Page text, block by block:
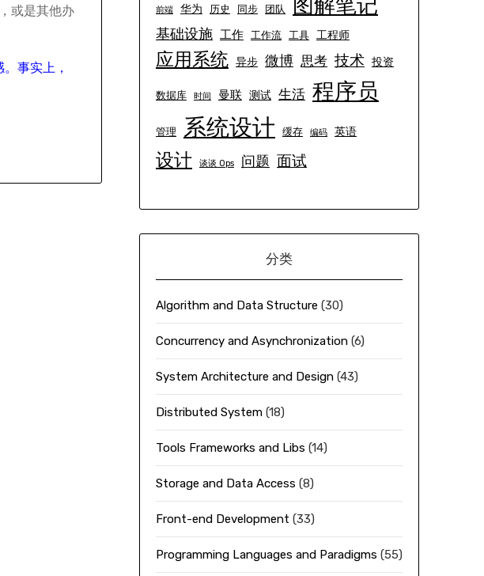
或是其他办
事实上，
前端 华为 历史 同步 团队
基础设施 工作 工作流 工具 工程师
应用系统 异步 微博 思考 技术 投资
数据库 时间 曼联 测试 生活 程序员
管理 系统设计 缓存 编码 英语
设计 谈谈 Ops 问题 面试
分类
Algorithm and Data Structure (30)
Concurrency and Asynchronization(6)
System Architecture and Design(43)
Distributed System(18)
Tools Frameworks and Libs (14)
Storage and Data Access (8)
Front-end Development (33)
Programming Languages and Paradigms (55)